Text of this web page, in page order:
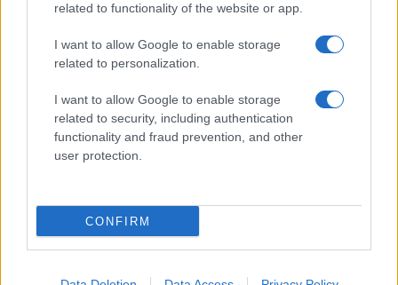
related to functionality of the website or app.
I want to allow Google to enable storage
related to personalization.
I want to allow Google to enable storage
related to security, including authentication
functionality and fraud prevention, and other
user protection.
CONFIRM